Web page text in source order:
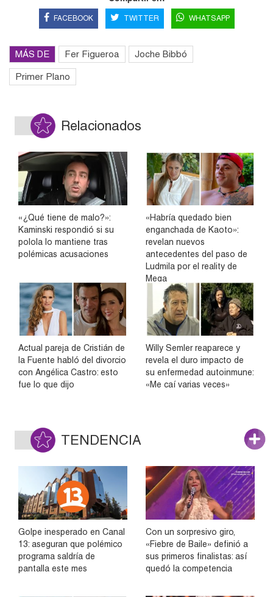
FACEBOOK TWITTER WHATSAPP
MÁS DE Fer Figueroa Joche Bibbó
Primer Plano
Relacionados
«¿Qué tiene de malo?»:
Kaminski respondió si su
polola lo mantiene tras
polémicas acusaciones
«Habría quedado bien
enganchada de Kaoto»:
revelan nuevos
antecedentes del paso de
Ludmila por el reality de
Mega
Actual pareja de Cristián de
la Fuente habló del divorcio
con Angélica Castro: esto
fue lo que dijo
Willy Semler reaparece y
revela el duro impacto de
su enfermedad autoinmune:
«Me caí varias veces»
TENDENCIA
Golpe inesperado en Canal
13: aseguran que polémico
programa saldría de
pantalla este mes
Con un sorpresivo giro,
«Fiebre de Baile» definió a
sus primeros finalistas: así
quedó la competencia